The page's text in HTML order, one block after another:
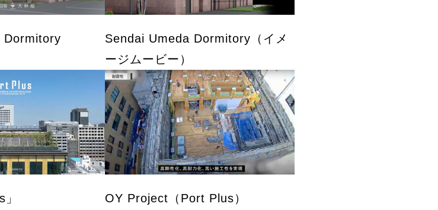
Dormitory
Sendai Umeda Dormitory（イメ
ージムービー）
OY Project（Port Plus）